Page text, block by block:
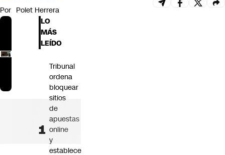
Por Polet Herrera
LO
MÁS
LEÍDO
Tribunal
ordena
bloquear
sitios
de
apuestas
online
y
establece